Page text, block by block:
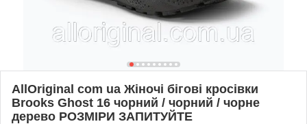
AllOriginal com ua Жіночі бігові кросівки
Brooks Ghost 16 чорний / чорний / чорне
дерево РОЗМІРИ ЗАПИТУЙТЕ